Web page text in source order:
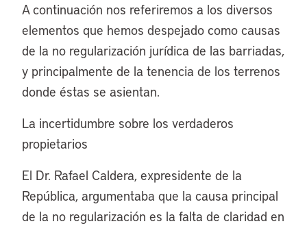
A continuación nos referiremos a los diversos
elementos que hemos despejado como causas
de la no regularización jurídica de las barriadas,
y principalmente de la tenencia de los terrenos
donde éstas se asientan.
La incertidumbre sobre los verdaderos
propietarios
El Dr. Rafael Caldera, expresidente de la
República, argumentaba que la causa principal
de la no regularización es la falta de claridad en